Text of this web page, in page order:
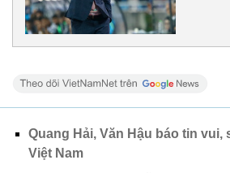
Quang Hải, Văn Hậu báo tin vui,
Việt Nam